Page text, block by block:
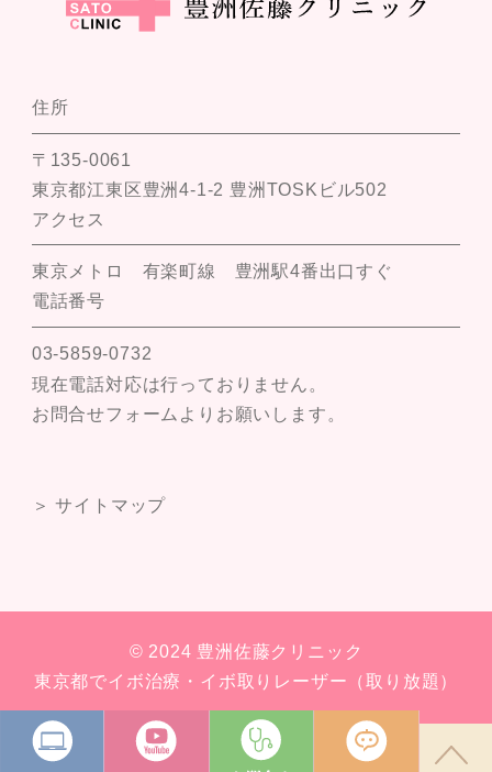
住所
〒135-0061
東京都江東区豊洲4-1-2 豊洲TOSKビル502
アクセス
東京メトロ 有楽町線 豊洲駅4番出口すぐ
電話番号
03-5859-0732
現在電話対応は行っておりません。
お問合せフォームよりお願いします。
＞ サイトマップ
© 2024 豊洲佐藤クリニック
東京都でイボ治療・イボ取りレーザー（取り放題）